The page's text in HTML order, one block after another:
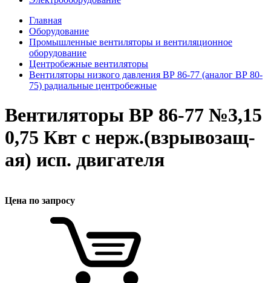
Главная
Оборудование
Промышленные вентиляторы и вентиляционное
оборудование
Центробежные вентиляторы
Вентиляторы низкого давления ВР 86-77 (аналог ВР 80-
75) радиальные центробежные
Вентиляторы ВР 86-77 №3,15
0,75 Квт с нерж.(взрывозащ-
ая) исп. двигателя
Цена по запросу